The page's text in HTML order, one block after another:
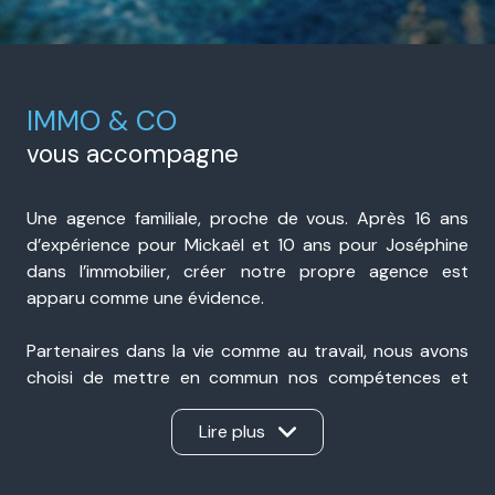
IMMO & CO
vous accompagne
Une agence familiale, proche de vous. Après 16 ans
d’expérience pour Mickaël et 10 ans pour Joséphine
dans l’immobilier, créer notre propre agence est
apparu comme une évidence.
Partenaires dans la vie comme au travail, nous avons
choisi de mettre en commun nos compétences et
notre expérience pour accompagner nos clients avec
sérieux, transparence et réactivité. Présents à Portes-
lès-Valence et à Valence, nous sommes une agence
Lire plus